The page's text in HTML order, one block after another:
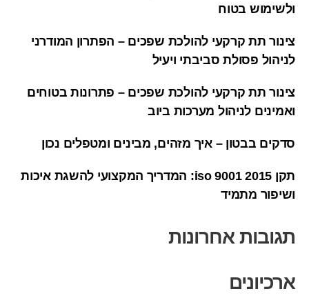
ולשימוש בטוח
צינור תת קרקעי להולכת שפכים – הפתרון המודרני
לניהול פסולת סביבתי ויעיל
צינור תת קרקעי להולכת שפכים – פתרונות בטוחים
ואמינים לניהול מערכות ביוב
סדקים בבטון – איך מזהים, מבינים ומטפלים נכון
תקן iso 9001 2015: המדריך המקצועי להשגת איכות
ושיפור מתמיד
תגובות אחרונות
ארכיונים